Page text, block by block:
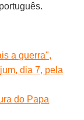
a guerra",
dia 7, pela
do Papa